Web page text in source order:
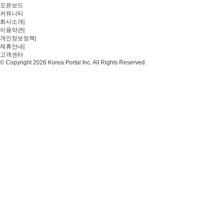
오픈보드
커뮤니티
회사소개
이용약관
개인정보정책
제휴안내
고객센터
© Copyright 2026 Korea Portal Inc. All Rights Reserved.